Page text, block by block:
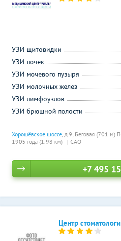
Хорошёвское шоссе, д.9, Беговая (701 м)
1905 года (1.98 км)
САО
УЗИ щитовидки
УЗИ почек
УЗИ мочевого пузыря
УЗИ молочных желез
УЗИ лимфоузлов
УЗИ брюшной полости
+7 495
Центр